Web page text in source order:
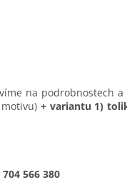
na podrobnostech a
+ variantu 1)
566 380